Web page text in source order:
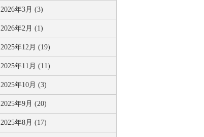
2026年3月 (3)
2026年2月 (1)
2025年12月 (19)
2025年11月 (11)
2025年10月 (3)
2025年9月 (20)
2025年8月 (17)